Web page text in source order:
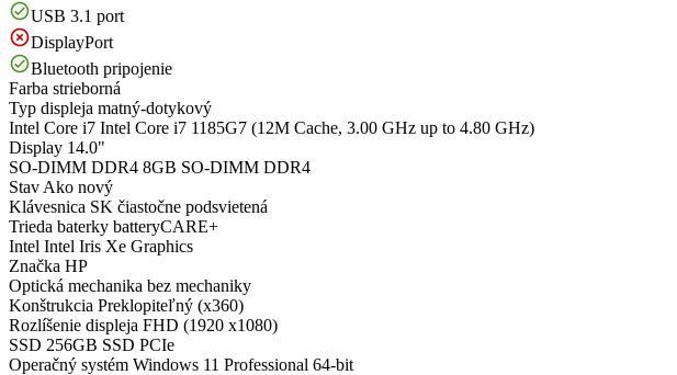
USB 3.1 port
DisplayPort
Bluetooth pripojenie
Farba strieborná
Typ displeja matný-dotykový
Intel Core i7 Intel Core i7 1185G7 (12M Cache, 3.00 GHz up to 4.80 GHz)
Display 14.0"
SO-DIMM DDR4 8GB SO-DIMM DDR4
Stav Ako nový
Klávesnica SK čiastočne podsvietená
Trieda baterky batteryCARE+
Intel Intel Iris Xe Graphics
Značka HP
Optická mechanika bez mechaniky
Konštrukcia Preklopiteľný (x360)
Rozlíšenie displeja FHD (1920 x1080)
SSD 256GB SSD PCIe
Operačný systém Windows 11 Professional 64-bit